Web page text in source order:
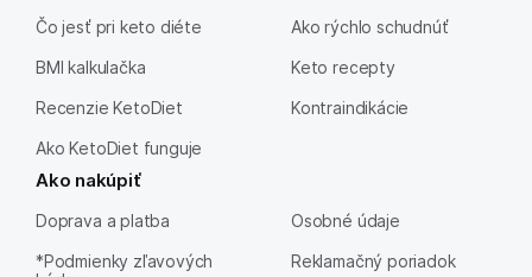
Čo jesť pri keto diéte
BMI kalkulačka
Recenzie KetoDiet
Ako KetoDiet funguje
Ako rýchlo schudnúť
Keto recepty
Kontraindikácie
Ako nakúpiť
Doprava a platba
*Podmienky zľavových
Osobné údaje
Reklamačný poriadok